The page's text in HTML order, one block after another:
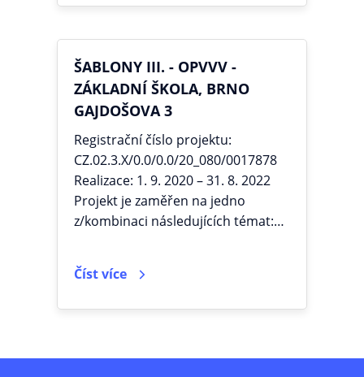
ŠABLONY III. - OPVVV -
ZÁKLADNÍ ŠKOLA, BRNO
GAJDOŠOVA 3
Registrační číslo projektu:
CZ.02.3.X/0.0/0.0/20_080/0017878
Realizace: 1. 9. 2020 – 31. 8. 2022
Projekt je zaměřen na jedno
z/kombinaci následujících témat:…
Číst více